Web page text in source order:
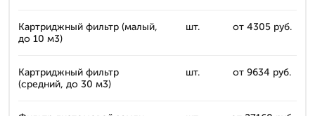
Картриджный фильтр (малый,
до 10 м3)
шт. от 4305 руб.
Картриджный фильтр
(средний, до 30 м3)
шт. от 9634 руб.